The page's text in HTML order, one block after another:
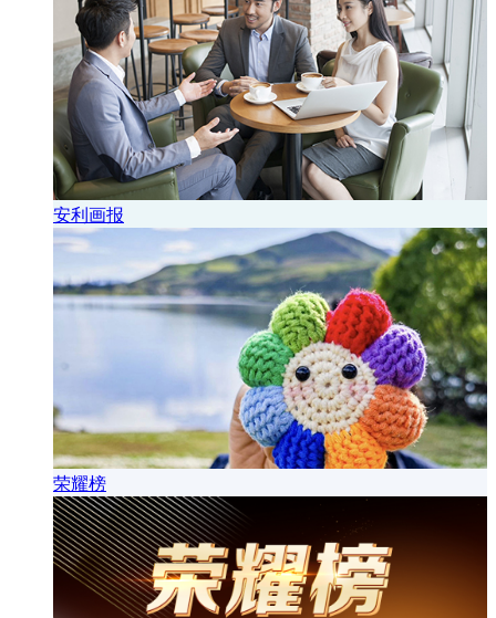
安利画报
荣耀榜